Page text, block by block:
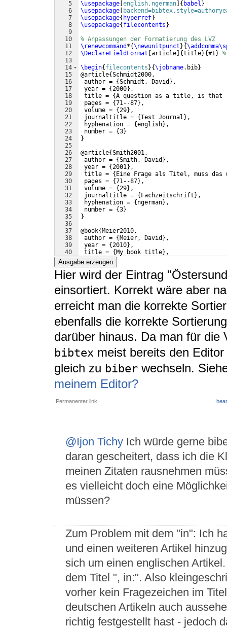
5
6
7
8
9
10
11
12
13
14
15
16
17
18
19
20
21
22
23
24
25
26
27
28
29
30
31
32
33
34
35
36
37
38
39
40
41
\usepackage english,ngerman { babel }
\usepackage
\usepackage{ hyperref}
\usepackage{ filecontents }
% Anpassungen der Formatierung des LVZ
\renewcommand *{\newunitpunct }{
\DeclareFieldFormat article {title}{#1}
\begin{ filecontents }{\jobname.bib}
@article{Schmidt2000,
author = {Schmidt, David } ,
year = {2000} ,
title = {A question as a title, is that
pages = {71--87} ,
volume = {29} ,
journaltitle = {Test Journal } ,
hyphenation = {english} ,
number = {3}
}
@article{Smith2001,
author = {Smith, David } ,
year = {2001} ,
title = { Eine Frage als Titel, muss
pages = {71--87} ,
volume = {29} ,
journaltitle = { Fachzeitschrift } ,
hyphenation = { ngerman} ,
number = {3}
}
@book{ Meier2010,
author = { Meier, David } ,
year = {2010} ,
title = { My book title} ,
publisher =
Ausgabe erzeugen
Hier wird der Eintrag
einsortiert. Korrekt wäre aber
erreicht man die korrekte
ebenfalls die korrekte
darüber hinaus. Da man für die
bibtex meist bereits den
gleich zu biber wechseln.
meinem Editor?
Permanenter link
@Ijon Tichy Ich würde gerne
daran gescheitert, dass ich die
meinen Zitaten rausnehmen
es vielleicht doch eine
müssen?
Zum Problem mit dem "in": Ich
und einen weiteren Artikel
sich um einen englischen
dem Titel ", in:". Also
vorher kein Fragezeichen im
deutschen Artikeln auch
richtig festgestellt hast - jedoch